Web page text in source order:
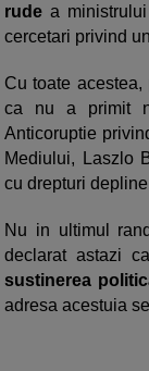
rude a
cercetari privind
Cu toate
ca nu a primit
Anticoruptie
Mediului, Laszlo
cu drepturi
Nu in ultimul
declarat astazi
sustinerea
adresa acestuia